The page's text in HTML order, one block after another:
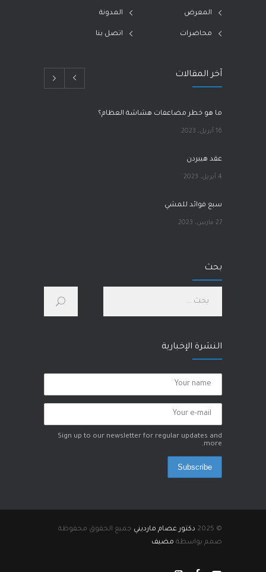
المعرض المدونة
محاضرات اتصل بنا
آخر المقالات
ما هو خطر مضاعفات هشاشة العظام؟
16 أبريل، 2023
عقد هيبردن
4 أبريل، 2023
سبع فوائد للمشي
27 مارس، 2023
1 مارس، 2023
كيف أحسّن صحتي الجسدية والنفسية؟
بحث
النشرة الإخبارية
Sign up to our newsletter for regular updates and
more.
Subscribe
© 2025 دكتور عصام مارديني جميع الحقوق محفوظة
صمم بواسطة مضيف